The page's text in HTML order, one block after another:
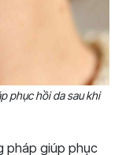
phục hồi da sau khi
pháp giúp phục